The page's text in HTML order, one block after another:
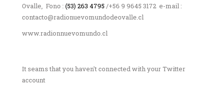
Ovalle, Fono : (53) 263 4795 /+56 9 9645 3172 e-mail :
contacto@radionuevomundodeovalle.cl
www.radionnuevomundo.cl
It seams that you haven't connected with your Twitter
account